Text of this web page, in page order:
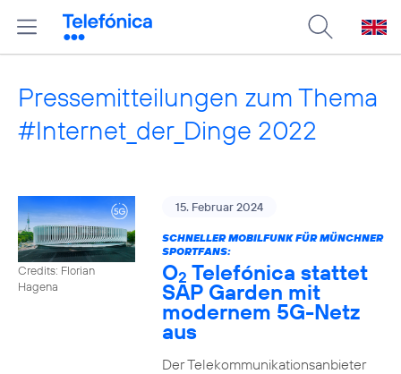
Pressemitteilungen zum Thema
#Internet_der_Dinge 2022
Credits: Florian
Hagena
15. Februar 2024
SCHNELLER MOBILFUNK FÜR MÜNCHNER
SPORTFANS:
O2 Telefónica stattet
SAP Garden mit
modernem 5G-Netz
aus
Der Telekommunikationsanbieter